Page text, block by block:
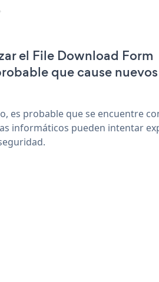
el File Download Form
que cause nuevos
es probable que se encuentre
informáticos pueden intentar